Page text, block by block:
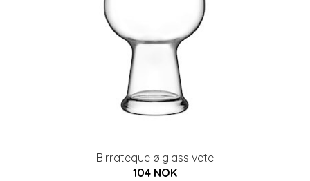
Birrateque ølglass vete
104 NOK